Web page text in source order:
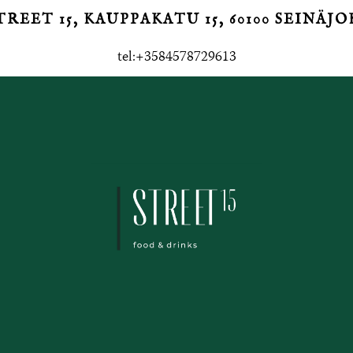
15, KAUPPAKATU 15, 60100
tel:+3584578729613